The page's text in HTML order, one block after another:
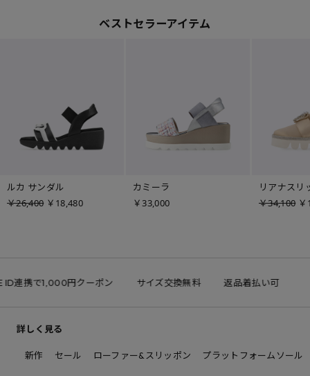
ベストセラーアイテム
ルカ サンダル
￥26,400 ￥18,480
カミーラ
￥33,000
リアナスリ
￥34,100
連携で1,000円クーポン サイズ交換無料 返品着払い可
詳しく見る
新作 セール ローファー&スリッポン プラットフォームソール